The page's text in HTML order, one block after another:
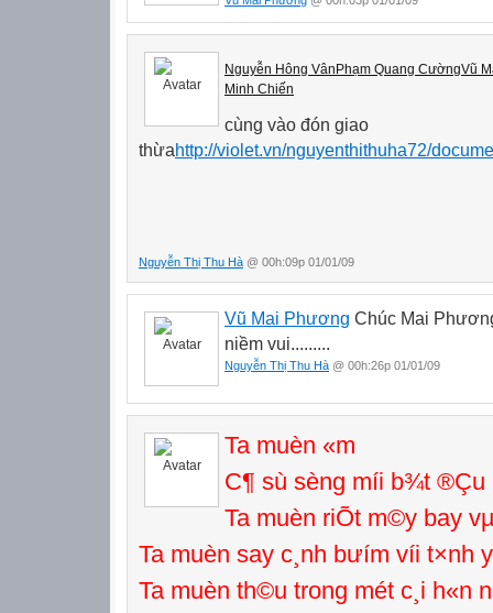
Nguyễn Hông VânPhạm Quang CườngVũ
Minh Chiến
cùng vào đón giao
thừahttp://violet.vn/nguyenthithuha72/
Nguyễn Thị Thu Hà @ 00h:09p 01/01/09
Vũ Mai Phương Chúc Mai
niềm vui.........
Nguyễn Thị Thu Hà @ 00h:26p 01/01/09
Ta muèn «m
C¶ sù sèng míi b¾t ®Çu
Ta muèn riÕt m©y bay
Ta muèn say c¸nh b­ưím víi t×nh
Ta muèn th©u trong mét c¸i h«n